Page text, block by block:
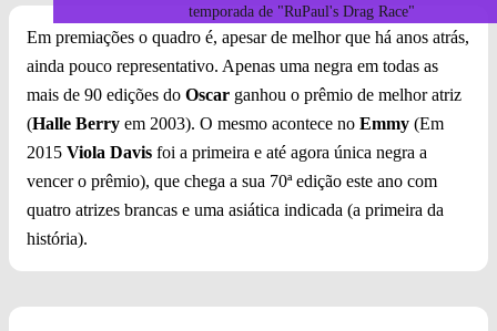
temporada de "RuPaul's Drag Race"
Em premiações o quadro é, apesar de melhor que há anos atrás,
ainda pouco representativo. Apenas uma negra em todas as
mais de 90 edições do Oscar ganhou o prêmio de melhor atriz
(Halle Berry em 2003). O mesmo acontece no Emmy (Em
2015 Viola Davis foi a primeira e até agora única negra a
vencer o prêmio), que chega a sua 70ª edição este ano com
quatro atrizes brancas e uma asiática indicada (a primeira da
história).